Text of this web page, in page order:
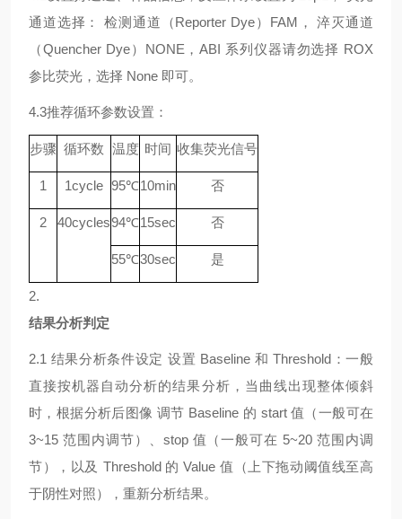
通道选择： 检测通道（Reporter Dye）FAM， 淬灭通道
（Quencher Dye）NONE，ABI 系列仪器请勿选择 ROX
参比荧光，选择 None 即可。
4.3推荐循环参数设置：
步骤 循环数 温度 时间 收集荧光信号
1 1cycle 95℃10min 否
2 40cycles94℃15sec 否
55℃30sec 是
2.
结果分析判定
2.1 结果分析条件设定 设置 Baseline 和 Threshold：一般
直接按机器自动分析的结果分析，当曲线出现整体倾斜
时，根据分析后图像 调节 Baseline 的 start 值（一般可在
3~15 范围内调节）、stop 值（一般可在 5~20 范围内调
节），以及 Threshold 的 Value 值（上下拖动阈值线至高
于阴性对照），重新分析结果。